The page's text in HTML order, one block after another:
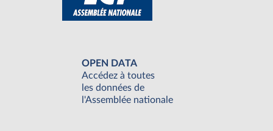
OPEN DATA
Accédez à toutes
les données de
l'Assemblée nationale